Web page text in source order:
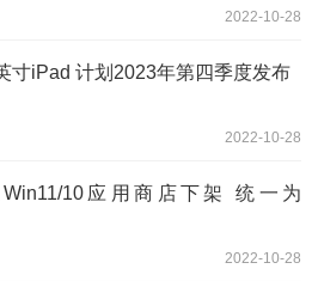
2022-10-28
寸iPad 计划2023年第四季度发布
2022-10-28
10应用商店下架 统一为
2022-10-28